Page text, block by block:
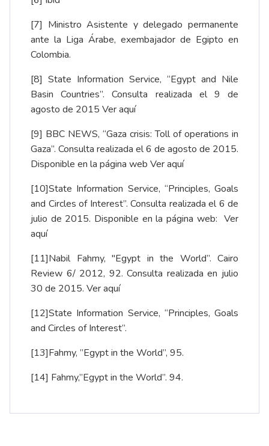
[7] Ministro Asistente y delegado permanente
ante la Liga Árabe, exembajador de Egipto en
Colombia.
[8] State Information Service, “Egypt and Nile
Basin Countries”. Consulta realizada el 9 de
agosto de 2015 Ver aquí
[9] BBC NEWS, “Gaza crisis: Toll of operations in
Gaza”. Consulta realizada el 6 de agosto de 2015.
Disponible en la página web Ver aquí
[10]State Information Service, “Principles, Goals
and Circles of Interest”. Consulta realizada el 6 de
julio de 2015. Disponible en la página web: Ver
aquí
[11]Nabil Fahmy, "Egypt in the World”. Cairo
Review 6/ 2012, 92. Consulta realizada en julio
30 de 2015. Ver aquí
[12]State Information Service, “Principles, Goals
and Circles of Interest”.
[13]Fahmy, ”Egypt in the World”, 95.
[14] Fahmy,”Egypt in the World”. 94.